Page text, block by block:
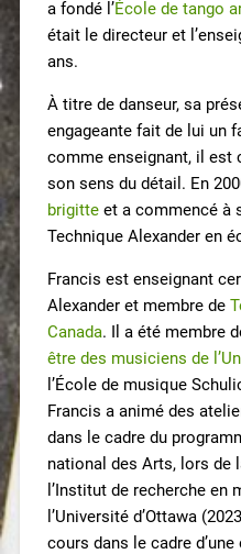
a fondé l’École de tango
était le directeur et
ans.
À titre de danseur, sa
engageante fait de lui un
comme enseignant, il est
son sens du détail. En
brigitteet a commencé à
Technique Alexander en
Francis est enseignant
Alexander et membre de
Canada. Il a été membre
être des musiciens de
l’École de musique
Francis a animé des
dans le cadre du
national des Arts, lors de
l’Institut de recherche en
l’Université d’Ottawa
cours dans le cadre